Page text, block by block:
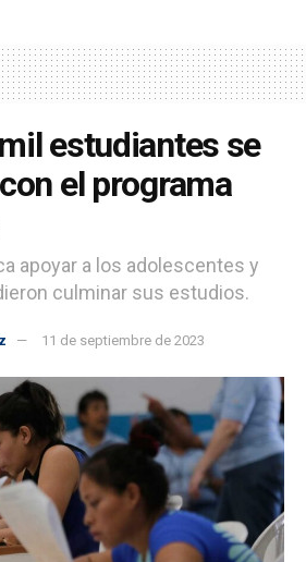
estudiantes se
el programa
apoyar a los adolescentes y
culminar sus estudios.
11 de septiembre de 2023